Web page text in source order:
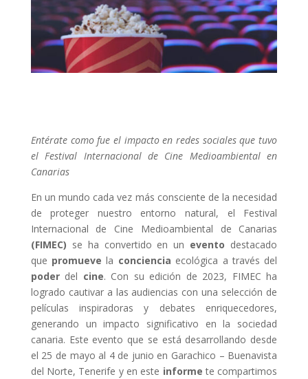
Entérate como fue el impacto en redes sociales que tuvo
el Festival Internacional de Cine Medioambiental en
Canarias
En un mundo cada vez más consciente de la necesidad
de proteger nuestro entorno natural, el Festival
Internacional de Cine Medioambiental de Canarias
(FIMEC) se ha convertido en un evento destacado
que promueve la conciencia ecológica a través del
poderdel cine. Con su edición de 2023, FIMEC ha
logrado cautivar a las audiencias con una selección de
películas inspiradoras y debates enriquecedores,
generando un impacto significativo en la sociedad
canaria. Este evento que se está desarrollando desde
el 25 de mayo al 4 de junio en Garachico – Buenavista
del Norte, Tenerife y en este informe te compartimos